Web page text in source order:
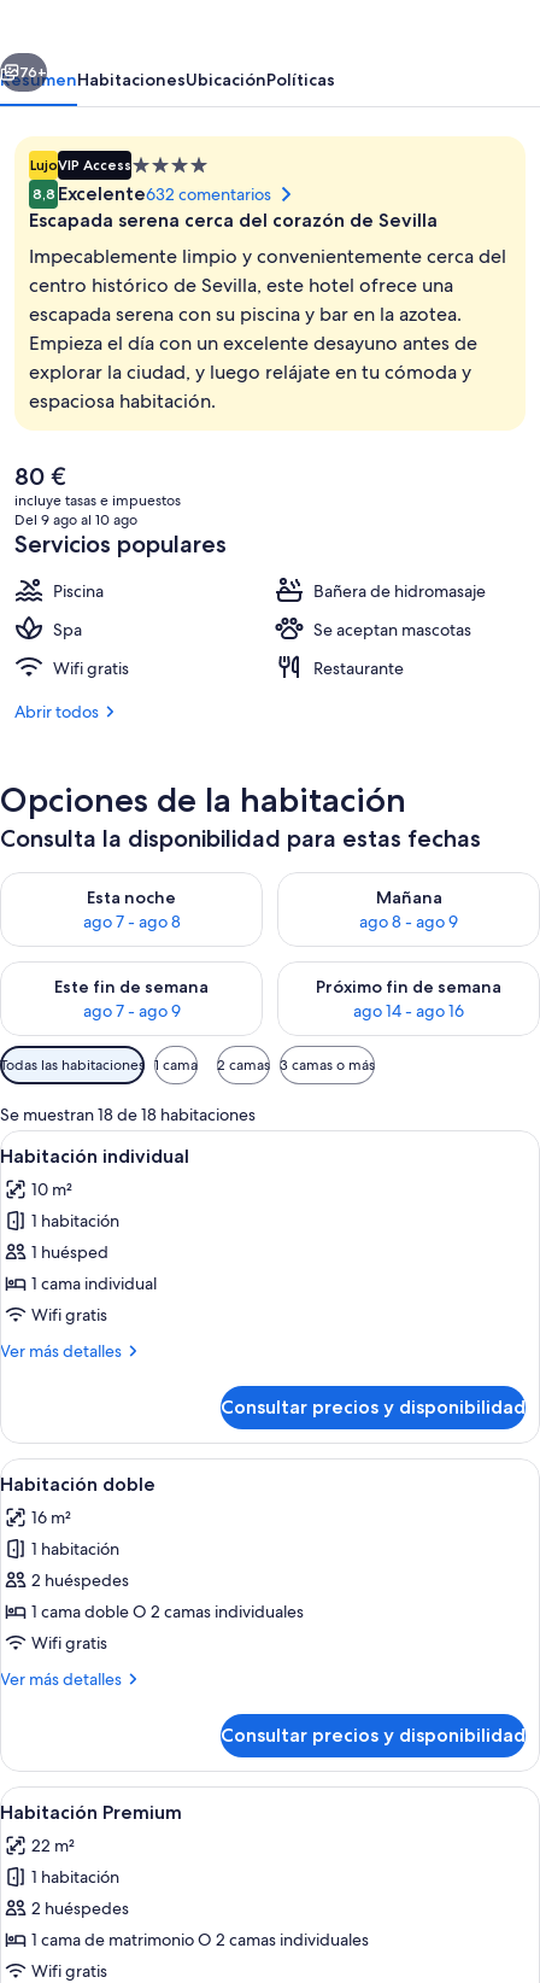
Instalaciones deportivas
Siguiente
76+
ResumenHabitacionesUbicaciónPolíticas
LujoVIP AccessAlojamiento
de
4.0 estrellas
8,8 Excelente632 comentarios
Escapada serena cerca del corazón de Sevilla
Impecablemente limpio y convenientemente cerca del
centro histórico de Sevilla, este hotel ofrece una
escapada serena con su piscina y bar en la azotea.
Empieza el día con un excelente desayuno antes de
explorar la ciudad, y luego relájate en tu cómoda y
espaciosa habitación.
El
precio
actual
es
de
80 €
80 €
incluye tasas e impuestos
Del 9 ago al 10 ago
Servicios populares
Piscina
Bañera de hidromasaje
Spa
Se aceptan mascotas
Wifi gratis
Restaurante
Abrir todos
Opciones de la habitación
Consulta la disponibilidad para estas fechas
Esta noche
ago 7 - ago 8
Consulta la disponibilidad para esta noche, ago 7 - ago 8
Mañana
ago 8 - ago 9
Consulta la disponibilidad
Este fin de semana
ago 7 - ago 9
Consulta la disponibilidad para este fin de semana, ago 7 -
Próximo fin de semana
ago 14 - ago 16
Consulta la disponibilidad
Filtros
disponibles
para
las
habitaciones
Todas las habitaciones 1 cama 2 camas 3 camas o más
Se muestran 18 de 18 habitaciones
Abrir
todas
las
fotos
de
Habitación
individual
Una habitación de hotel con una
4
Habitación individual
10 m²
1 habitación
1 huésped
1 cama individual
Wifi gratis
Ver más detalles
Más
individual
Consultar precios y disponibilidad
Abrir
todas
las
fotos
de
Habitación
doble
Una habitación de hotel con cama,
6
Habitación doble
16 m²
1 habitación
2 huéspedes
1 cama doble O 2 camas individuales
Wifi gratis
Ver más detalles
Más
doble
Consultar precios y disponibilidad
Abrir
todas
las
fotos
de
Habitación
Premium
Una habitación de hotel con cama,
5
Habitación Premium
22 m²
1 habitación
2 huéspedes
1 cama de matrimonio O 2 camas individuales
Wifi gratis